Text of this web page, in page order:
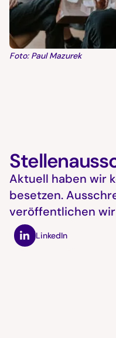
Foto: Paul Mazurek
Aktuell haben wir
besetzen.
veröffentlichen
LinkedIn